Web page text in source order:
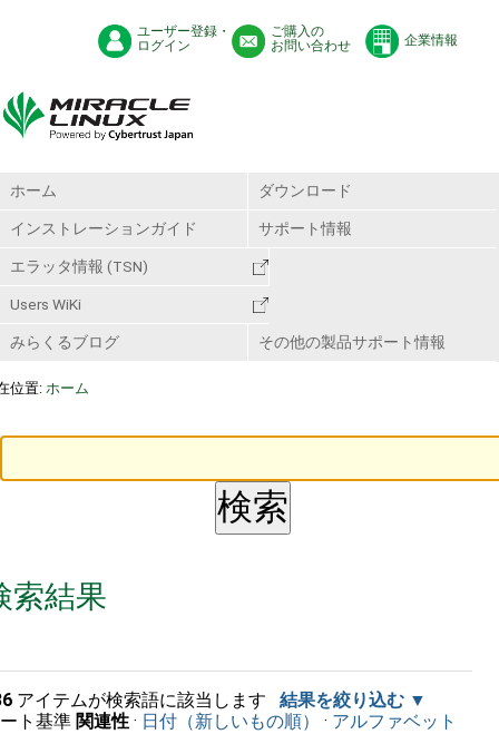
ユーザー登録・
ログイン
ご購入の
お問い合わせ
企業情報
ホーム ダウンロード
インストレーションガイド サポート情報
エラッタ情報 (TSN)
Users WiKi
みらくるブログ その他の製品サポート情報
位置: ホーム
索結果
アイテムが検索語に該当します
結果を絞り込む
ト基準 関連性 · 日付（新しいもの順） · アルファベット